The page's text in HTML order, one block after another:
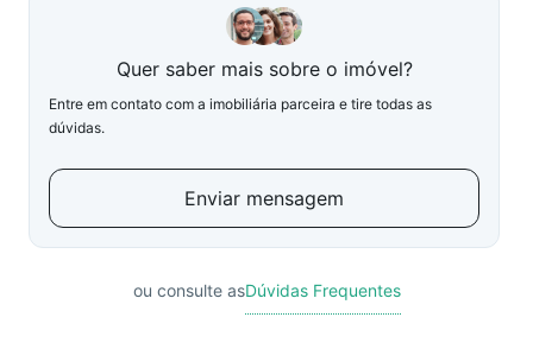
Quer saber mais sobre o imóvel?
Entre em contato com a imobiliária parceira e tire todas as
dúvidas.
Enviar mensagem
ou consulte asDúvidas Frequentes